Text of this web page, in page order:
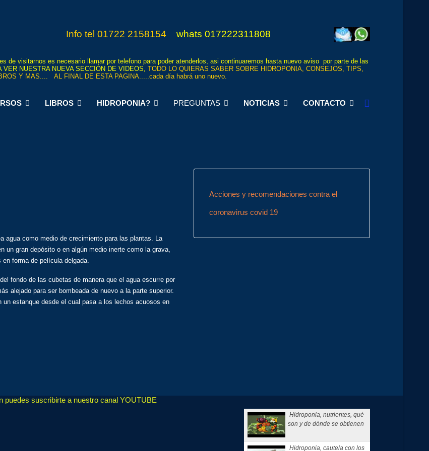
Info tel 01722 2158154 whats 017222311808
de visitarnos es necesario llamar por telefono para poder atenderlos, asi continuaremos hasta nuevo aviso por parte de las
NUESTRA NUEVA SECCIÓN DE VIDEOS, TODO LO QUIERAS SABER SOBRE HIDROPONIA, CONSEJOS, TIPS,
Y MAS.... AL FINAL DE ESTA PAGINA.....cada día habrá uno nuevo.
LIBROS HIDROPONIA? PREGUNTAS NOTICIAS CONTACTO
agua como medio de crecimiento para las plantas. La
un gran depósito o en algún medio inerte como la grava,
forma de película delgada.
fondo de las cubetas de manera que el agua escurre por
alejado para ser bombeada de nuevo a la parte superior.
estanque desde el cual pasa a los lechos acuosos en
Acciones y recomendaciones contra el
coronavirus covid 19
puedes suscribirte a nuestro canal YOUTUBE
Hidroponia, nutrientes, qué
son y de dónde se obtienen
Hidroponia, cautela con los